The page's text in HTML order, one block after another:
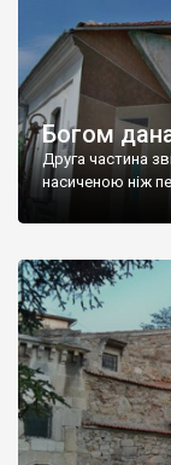
Богом
Друга частина
насиченою ніж